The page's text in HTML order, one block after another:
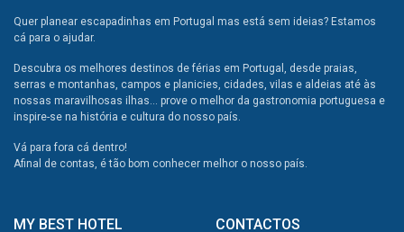
Quer planear escapadinhas em Portugal mas está sem ideias? Estamos
cá para o ajudar.
Descubra os melhores destinos de férias em Portugal, desde praias,
serras e montanhas, campos e planicies, cidades, vilas e aldeias até às
nossas maravilhosas ilhas... prove o melhor da gastronomia portuguesa e
inspire-se na história e cultura do nosso país.
Vá para fora cá dentro!
Afinal de contas, é tão bom conhecer melhor o nosso país.
MY BEST HOTEL CONTACTOS